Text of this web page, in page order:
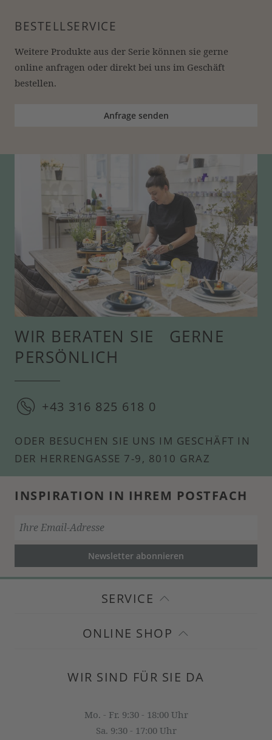
BESTELLSERVICE
Weitere Produkte aus der Serie können sie gerne
online anfragen oder direkt bei uns im Geschäft
bestellen.
Anfrage senden
WIR BERATEN SIE GERNE
PERSÖNLICH
+43 316 825 618 0
ODER BESUCHEN SIE UNS IM GESCHÄFT IN
DER HERRENGASSE 7-9, 8010 GRAZ
INSPIRATION IN IHREM POSTFACH
Newsletter abonnieren
SERVICE
ONLINE SHOP
WIR SIND FÜR SIE DA
Mo. - Fr. 9:30 - 18:00 Uhr
Sa. 9:30 - 17:00 Uhr